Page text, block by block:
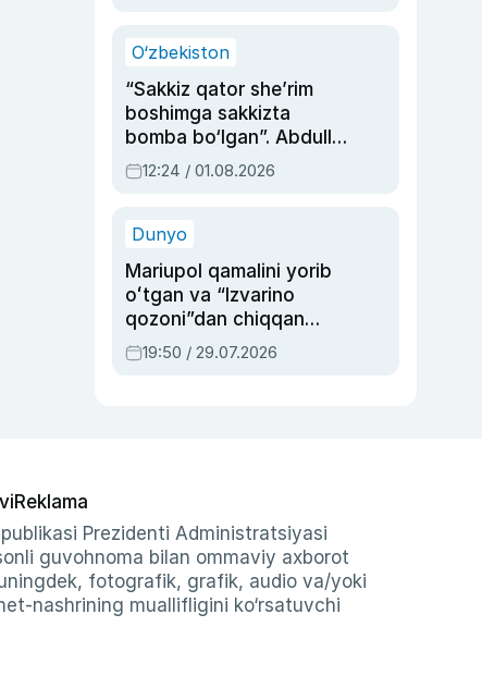
O‘zbekiston
“Sakkiz qator she’rim
boshimga sakkizta
bomba bo‘lgan”. Abdulla
Oripovni siyosiy
ayblovlardan asrab
12:24 / 01.08.2026
Dunyo
Mariupol qamalini yorib
oʻtgan va “Izvarino
qozoni”dan chiqqan
qahramon — Ukraina
armiyasi bosh
19:50 / 29.07.2026
Reklama
Prezidenti Administratsiyasi
guvohnoma bilan ommaviy axborot
fotografik, grafik, audio va/yoki
nashrining muallifligini ko‘rsatuvchi